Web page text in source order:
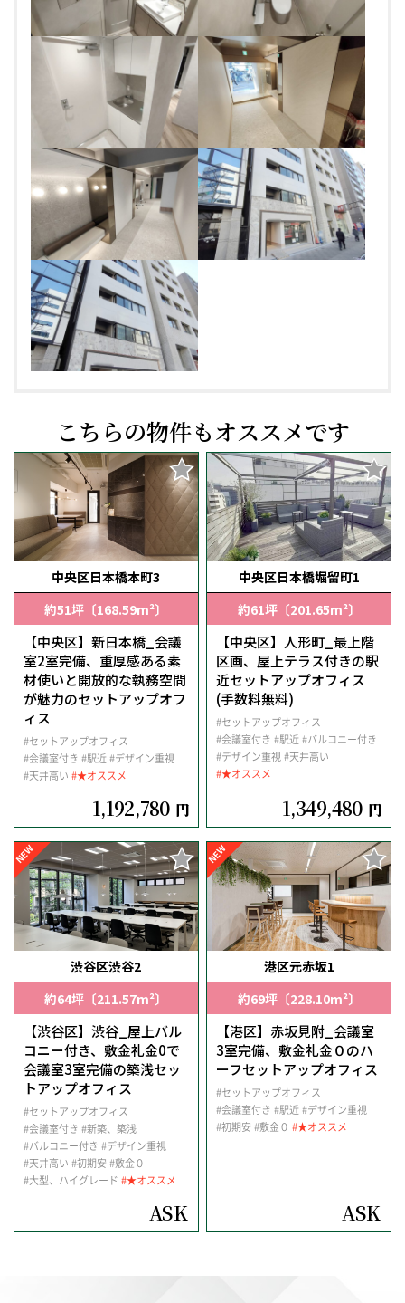
こちらの物件もオススメです
中央区日本橋本町3
約51坪〔168.59m²〕
【中央区】新日本橋_会議
室2室完備、重厚感ある素
材使いと開放的な執務空間
が魅力のセットアップオフ
ィス
#セットアップオフィス
#会議室付き #駅近 #デザイン重視
#天井高い #★オススメ
1,192,780 円
中央区日本橋堀留町1
約61坪〔201.65m²〕
【中央区】人形町_最上階
区画、屋上テラス付きの駅
近セットアップオフィス
(手数料無料)
#セットアップオフィス
#会議室付き #駅近 #バルコニー付き
#デザイン重視#天井高い
#★オススメ
1,349,480 円
NEW
渋谷区渋谷2
約64坪〔211.57m²〕
【渋谷区】渋谷_屋上バル
コニー付き、敷金礼金0で
会議室3室完備の築浅セッ
トアップオフィス
#セットアップオフィス
#会議室付き #新築、築浅
#バルコニー付き #デザイン重視
#天井高い #初期安 #敷金０
#大型、ハイグレード #★オススメ
ASK
NEW
港区元赤坂1
約69坪〔228.10m²〕
【港区】赤坂見附_会議室
3室完備、敷金礼金０のハ
ーフセットアップオフィス
#セットアップオフィス
#会議室付き #駅近 #デザイン重視
#初期安 #敷金０ #★オススメ
ASK